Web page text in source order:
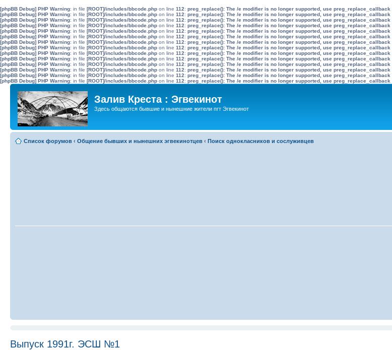
[phpBB Debug] PHP Warning: in file [ROOT]/includes/bbcode.php on line 112: preg_replace(): The /e modifier is no longer supported, use preg_replace_callback
[phpBB Debug] PHP Warning: in file [ROOT]/includes/bbcode.php on line 112: preg_replace(): The /e modifier is no longer supported, use preg_replace_callback
[phpBB Debug] PHP Warning: in file [ROOT]/includes/bbcode.php on line 112: preg_replace(): The /e modifier is no longer supported, use preg_replace_callback
[phpBB Debug] PHP Warning: in file [ROOT]/includes/bbcode.php on line 112: preg_replace(): The /e modifier is no longer supported, use preg_replace_callback
[phpBB Debug] PHP Warning: in file [ROOT]/includes/bbcode.php on line 112: preg_replace(): The /e modifier is no longer supported, use preg_replace_callback
[phpBB Debug] PHP Warning: in file [ROOT]/includes/bbcode.php on line 112: preg_replace(): The /e modifier is no longer supported, use preg_replace_callback
[phpBB Debug] PHP Warning: in file [ROOT]/includes/bbcode.php on line 112: preg_replace(): The /e modifier is no longer supported, use preg_replace_callback
[phpBB Debug] PHP Warning: in file [ROOT]/includes/bbcode.php on line 112: preg_replace(): The /e modifier is no longer supported, use preg_replace_callback
[phpBB Debug] PHP Warning: in file [ROOT]/includes/bbcode.php on line 112: preg_replace(): The /e modifier is no longer supported, use preg_replace_callback
[phpBB Debug] PHP Warning: in file [ROOT]/includes/bbcode.php on line 112: preg_replace(): The /e modifier is no longer supported, use preg_replace_callback
[phpBB Debug] PHP Warning: in file [ROOT]/includes/bbcode.php on line 112: preg_replace(): The /e modifier is no longer supported, use preg_replace_callback
[phpBB Debug] PHP Warning: in file [ROOT]/includes/bbcode.php on line 112: preg_replace(): The /e modifier is no longer supported, use preg_replace_callback
[phpBB Debug] PHP Warning: in file [ROOT]/includes/bbcode.php on line 112: preg_replace(): The /e modifier is no longer supported, use preg_replace_callback
[phpBB Debug] PHP Warning: in file [ROOT]/includes/bbcode.php on line 112: preg_replace(): The /e modifier is no longer supported, use preg_replace_callback
Залив Креста : Эгвекинот
Здесь общаются бывшие и нынешние жители пгт Эгвекинот
Список форумов ‹ Общение бывших и нынешних эгвекинотцев ‹ Поиск однокласников и сослуживцев
Выпуск 1991г. ЭСШ №1